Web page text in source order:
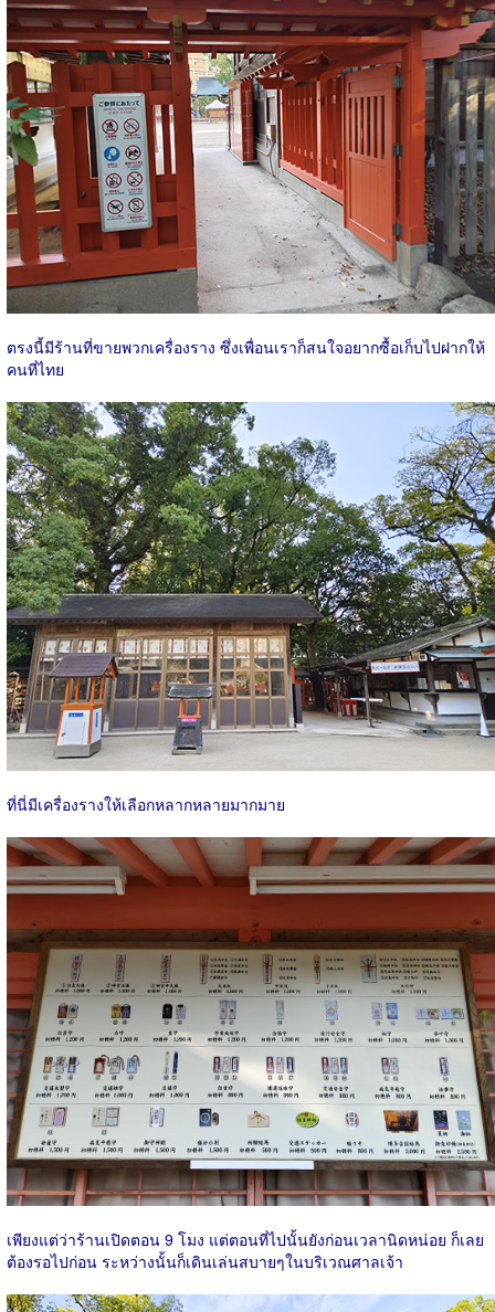
ตรงนี้มีร้านที่ขายพวกเครื่องราง ซึ่งเพื่อนเราก็สนใจอยากซื้อเก็บไปฝากให้
คนที่ไทย
ที่นี่มีเครื่องรางให้เลือกหลากหลายมากมาย
เพียงแต่ว่าร้านเปิดตอน 9 โมง แต่ตอนที่ไปนั้นยังก่อนเวลานิดหน่อย ก็เลย
ต้องรอไปก่อน ระหว่างนั้นก็เดินเล่นสบายๆในบริเวณศาลเจ้า